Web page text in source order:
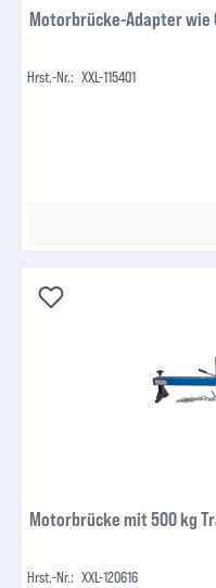
Motorbrücke-Adapter wie
Hrst.-Nr.: XXL-115401
Motorbrücke mit 500 kg
Hrst.-Nr.: XXL-120616